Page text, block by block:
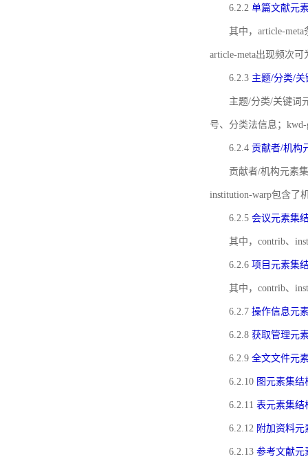
6.2.2 单篇文献元
其中，article-
article-meta出现频次可
6.2.3 主题/分类/
主题/分类/关键词
号、分类法信息；
6.2.4 贡献者/机构
贡献者/机构元素
institution-warp包含了
6.2.5 会议元素集
其中，contrib、
6.2.6 项目元素集
其中，contrib、
6.2.7 操作信息元
6.2.8 获取管理元
6.2.9 全文文件元
6.2.10 图元素集结
6.2.11 表元素集结
6.2.12 附加资料元
6.2.13 参考文献元